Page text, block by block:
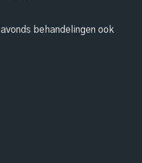
behandelingen ook